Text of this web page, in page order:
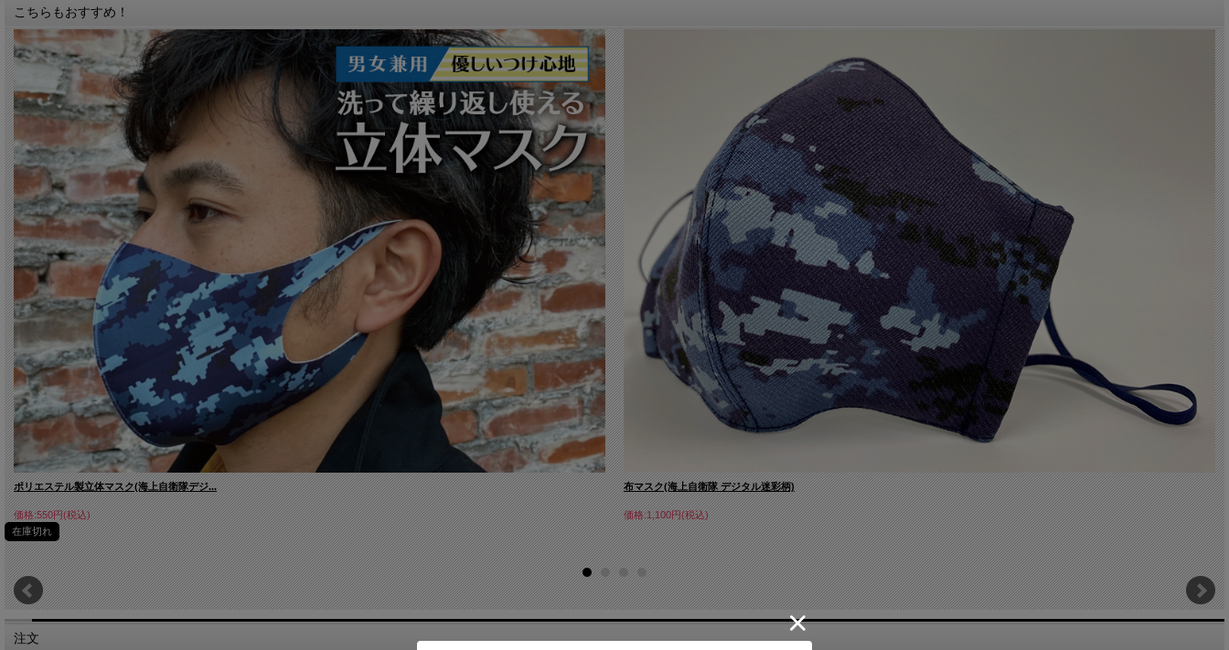
■マスクのにおいが気になったり、息苦しさを感じた場合は使用を中止してください。
■優しく手洗いして下さい。
こちらもおすすめ！
ポリエステル製立体マスク(海上自衛隊デジ...
価格:550円(税込)
在庫切れ
布マスク(海上自衛隊 デジタル迷彩柄)
価格:1,100円(税込)
注文